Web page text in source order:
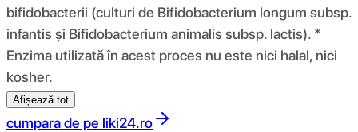
bifidobacterii (culturi de Bifidobacterium longum subsp.
infantis și Bifidobacterium animalis subsp. lactis). *
Enzima utilizată în acest proces nu este nici halal, nici
kosher.
Afișează tot
cumpara de pe liki24.ro